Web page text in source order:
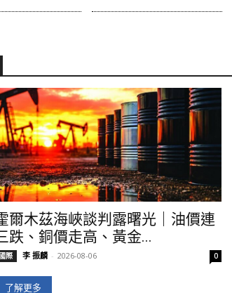
爾木茲海峽談判露曙光｜油價連
跌、銅價走高、黃金...
際 李 振麟 - 2026-08-06 0
了解更多